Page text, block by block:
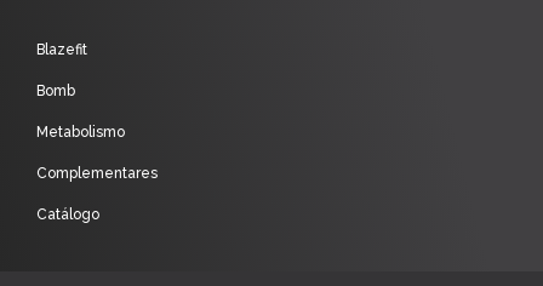
Blazefit
Bomb
Metabolismo
Complementares
Catálogo